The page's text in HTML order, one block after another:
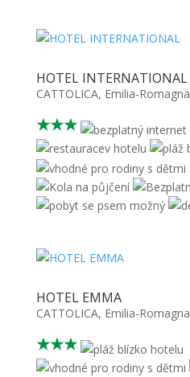
HOTEL INTERNATIONAL
CATTOLICA, Emilia-Romagna
★★★
HOTEL EMMA
CATTOLICA, Emilia-Romagna
★★★